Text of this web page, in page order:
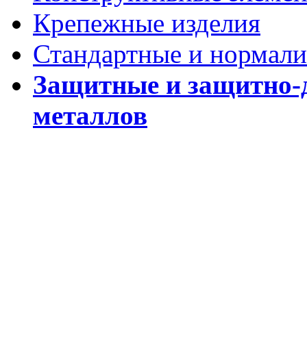
Крепежные изделия
Стандартные и
Защитные и защитно-
металлов